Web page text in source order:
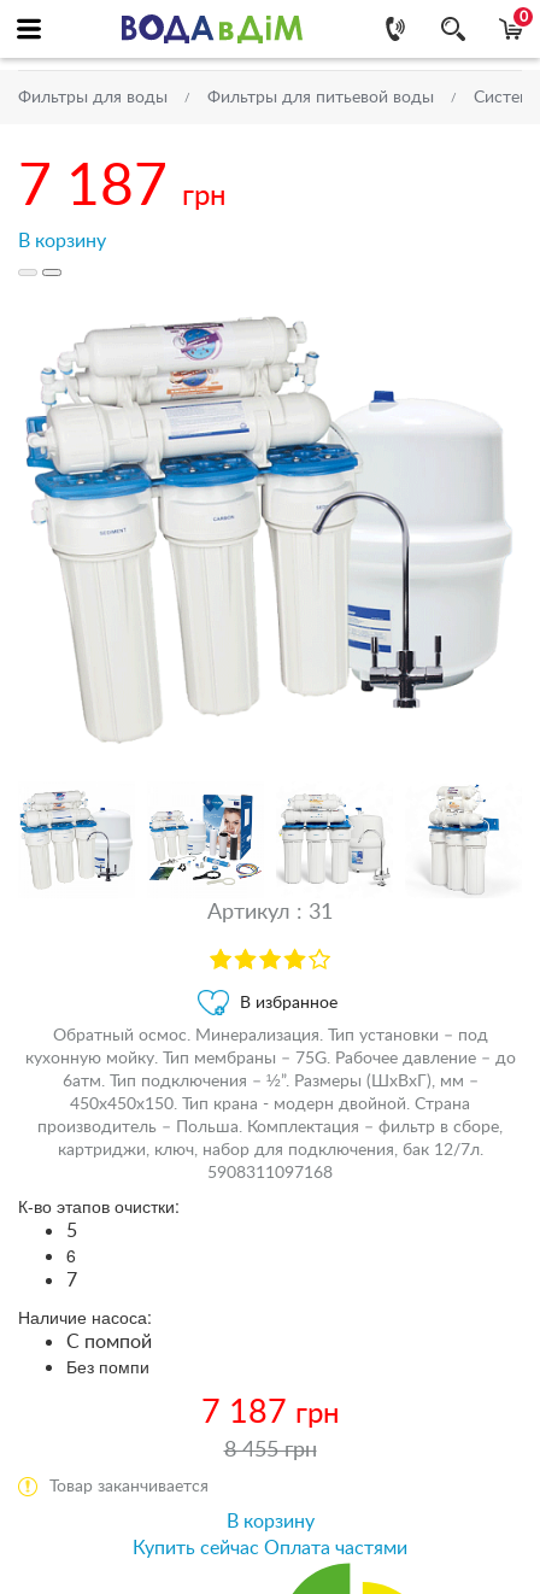
0
Фильтры для воды Фильтры для питьевой воды
7 187 грн
В корзину
Артикул : 31
В избранное
Обратный осмос. Минерализация. Тип установки – под
кухонную мойку. Тип мембраны – 75G. Рабочее давление – до
6атм. Тип подключения – ½”. Размеры (ШхВхГ), мм –
450х450х150. Тип крана - модерн двойной. Страна
производитель – Польша. Комплектация – фильтр в сборе,
картриджи, ключ, набор для подключения, бак 12/7л.
5908311097168
К-во этапов очистки:
5
6
7
Наличие насоса:
С помпой
Без помпи
7 187 грн
8 455 грн
Товар заканчивается
В корзину
Купить сейчас Оплата частями